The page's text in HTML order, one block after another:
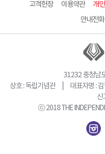
고객헌장 이용약관 개
안내전
31232 충청남
상호 : 독립기념관 | 대표자명 :
신
ⓒ 2018 THE